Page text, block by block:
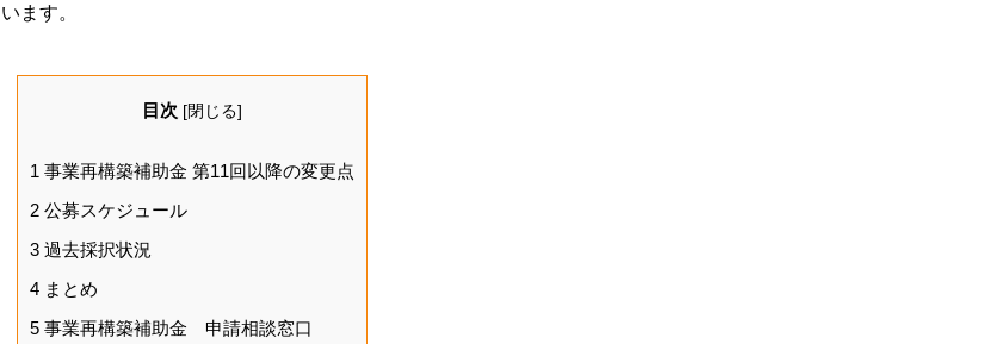
ます。
目次 [閉じる]
1 事業再構築補助金 第11回以降の変更点
2 公募スケジュール
3 過去採択状況
4 まとめ
5 事業再構築補助金 申請相談窓口